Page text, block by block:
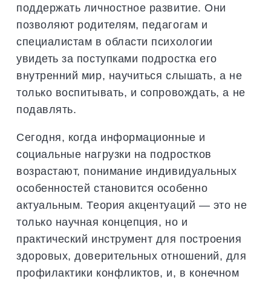
поддержать личностное развитие. Они
позволяют родителям, педагогам и
специалистам в области психологии
увидеть за поступками подростка его
внутренний мир, научиться слышать, а не
только воспитывать, и сопровождать, а не
подавлять.
Сегодня, когда информационные и
социальные нагрузки на подростков
возрастают, понимание индивидуальных
особенностей становится особенно
актуальным. Теория акцентуаций — это не
только научная концепция, но и
практический инструмент для построения
здоровых, доверительных отношений, для
профилактики конфликтов, и, в конечном